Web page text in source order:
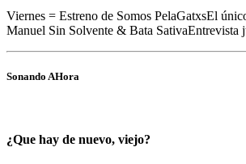
Viernes = Estreno de Somos PelaGatxsEl
Manuel Sin Solvente & Bata
Sonando AHora
¿Que hay de nuevo, viejo?